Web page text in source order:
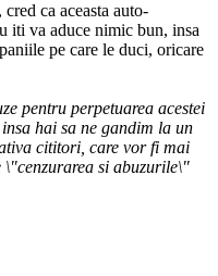
ca aceasta auto-
iti va aduce nimic bun, insa
pe care le duci, oricare
pentru perpetuarea acestei
hai sa ne gandim la un
cititori, care vor fi mai
\"cenzurarea si abuzurile\"